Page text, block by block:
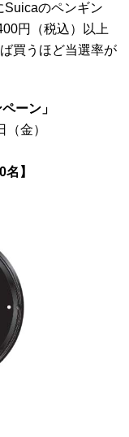
Suicaのペンギン
円（税込）以上
買うほど当選率が
ーン」
金）
】